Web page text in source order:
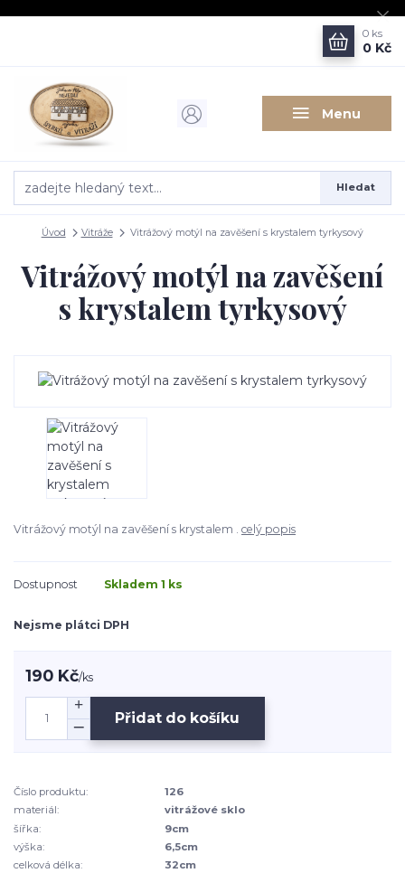
Menu
Hledat
0 ks
0 Kč
Úvod Vitráže Vitrážový motýl na zavěšení s krystalem tyrkysový
Vitrážový motýl na zavěšení
s krystalem tyrkysový
Vitrážový motýl na zavěšení s krystalem . celý popis
Dostupnost Skladem 1 ks
Nejsme plátci DPH
190 Kč/ks
Přidat do košíku
Číslo produktu:
126
materiál:
vitrážové sklo
šířka:
9cm
výška:
6,5cm
celková délka:
32cm